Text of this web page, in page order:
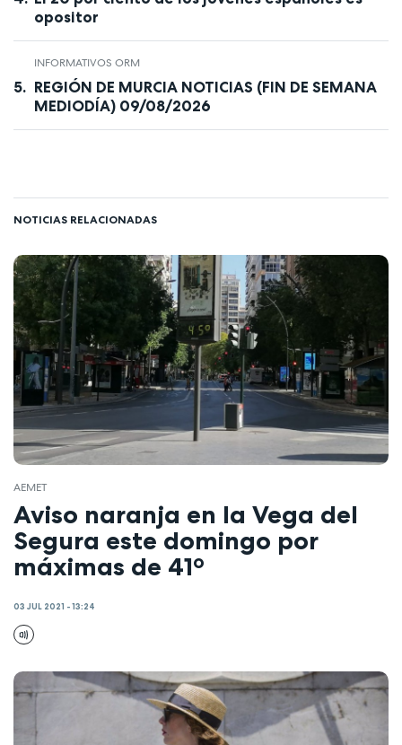
opositor
INFORMATIVOS ORM
REGIÓN DE MURCIA NOTICIAS (FIN DE SEMANA
MEDIODÍA) 09/08/2026
NOTICIAS RELACIONADAS
AEMET
Aviso naranja en la Vega del
Segura este domingo por
máximas de 41º
03 JUL 2021 - 13:24